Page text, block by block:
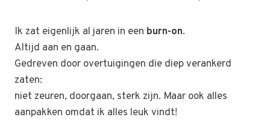
Ik zat eigenlijk al jaren in een burn-on.
Altijd aan en gaan.
Gedreven door overtuigingen die diep verankerd
zaten:
niet zeuren, doorgaan, sterk zijn. Maar ook alles
aanpakken omdat ik alles leuk vindt!